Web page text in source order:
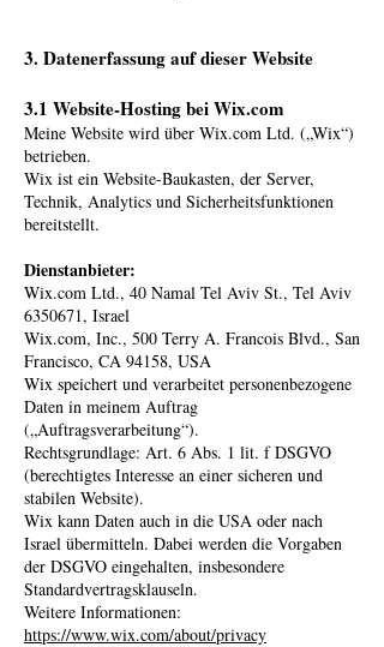
3. Datenerfassung auf dieser Website
3.1 Website-Hosting bei Wix.com
Meine Website wird über Wix.com Ltd. („Wix“)
betrieben.
Wix ist ein Website-Baukasten, der Server,
Technik, Analytics und Sicherheitsfunktionen
bereitstellt.
Dienstanbieter:
Wix.com Ltd., 40 Namal Tel Aviv St., Tel Aviv
6350671, Israel
Wix.com, Inc., 500 Terry A. Francois Blvd., San
Francisco, CA 94158, USA
Wix speichert und verarbeitet personenbezogene
Daten in meinem Auftrag
(„Auftragsverarbeitung“).
Rechtsgrundlage: Art. 6 Abs. 1 lit. f DSGVO
(berechtigtes Interesse an einer sicheren und
stabilen Website).
Wix kann Daten auch in die USA oder nach
Israel übermitteln. Dabei werden die Vorgaben
der DSGVO eingehalten, insbesondere
Standardvertragsklauseln.
Weitere Informationen:
https://www.wix.com/about/privacy